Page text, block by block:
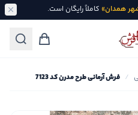
همدان» کاملاً رایگان است.
/ فرش آرمانی طرح مدرن کد 7123